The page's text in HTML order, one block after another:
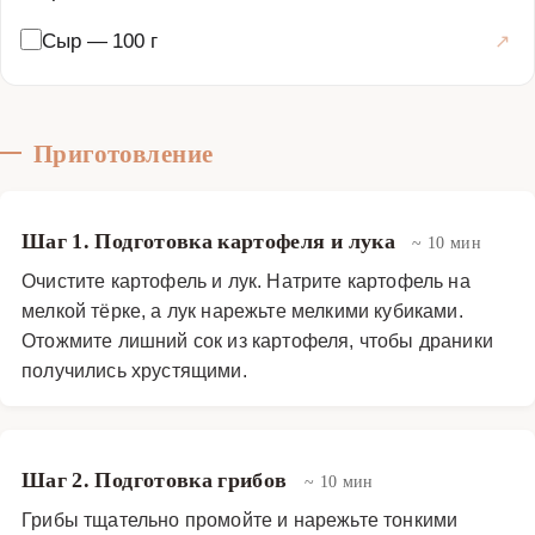
Сыр — 100 г
Приготовление
Шаг 1. Подготовка картофеля и лука ~ 10 мин
Очистите картофель и лук. Натрите картофель на
мелкой тёрке, а лук нарежьте мелкими кубиками.
Отожмите лишний сок из картофеля, чтобы драники
получились хрустящими.
Шаг 2. Подготовка грибов ~ 10 мин
Грибы тщательно промойте и нарежьте тонкими